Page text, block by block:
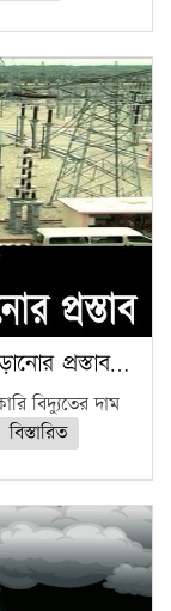
প্রস্তাব…
বিদ্যুতের দাম
বিস্তারিত